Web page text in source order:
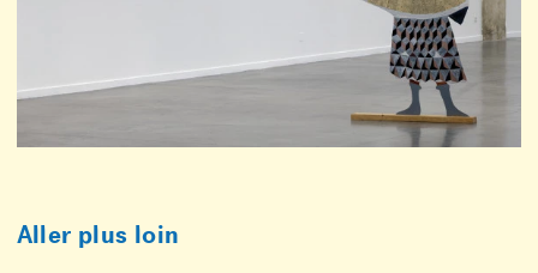
Aller plus loin